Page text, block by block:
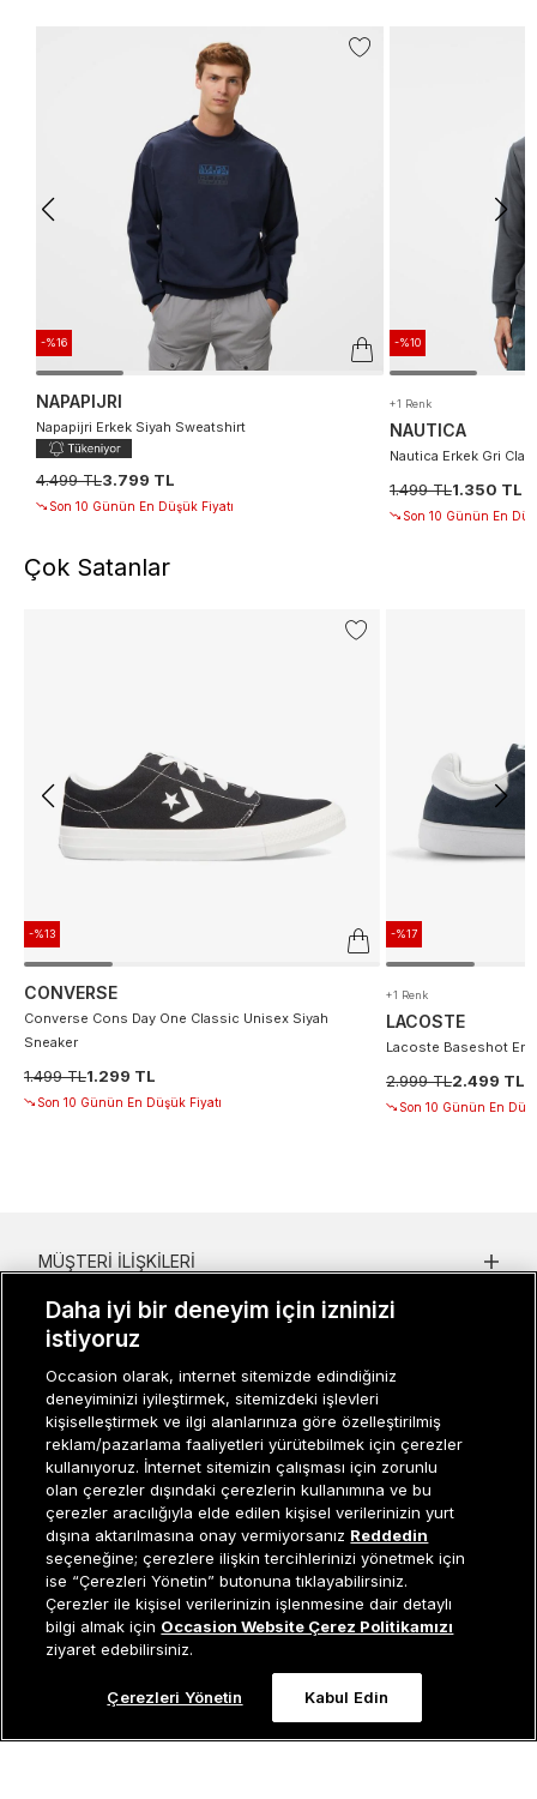
Sepete Ekle
-%16
NAPAPIJRI
Napapijri Erkek Siyah Sweatshirt
4.499 TL3.799 TL
Son 10 Günün En Düşük Fiyatı
-%10
+1 Renk
NAUTICA
Nautica Erkek Gri
1.499 TL1.350 TL
Son 10 Günün En
Çok Satanlar
-%13
CONVERSE
Converse Cons Day One Classic Unisex Siyah
Sneaker
1.499 TL1.299 TL
Son 10 Günün En Düşük Fiyatı
-%17
+1 Renk
LACOSTE
Lacoste Baseshot
2.999 TL2.499 TL
Son 10 Günün En
Müşteri İlişkileri0 850 800 01 20
MÜŞTERI İLIŞKILERI
KURUMSAL
GRUP MARKALAR
ERKEK KATEGORILER
Occasion bir EREN PERAKENDE markasıdır. © Eren Holding
Daha iyi bir deneyim için izninizi
istiyoruz
Occasion olarak, internet sitemizde edindiğiniz
deneyiminizi iyileştirmek, sitemizdeki işlevleri
kişiselleştirmek ve ilgi alanlarınıza göre özelleştirilmiş
reklam/pazarlama faaliyetleri yürütebilmek için çerezler
kullanıyoruz. İnternet sitemizin çalışması için zorunlu
olan çerezler dışındaki çerezlerin kullanımına ve bu
çerezler aracılığıyla elde edilen kişisel verilerinizin yurt
dışına aktarılmasına onay vermiyorsanız Reddedin
seçeneğine; çerezlere ilişkin tercihlerinizi yönetmek için
ise “Çerezleri Yönetin” butonuna tıklayabilirsiniz.
Çerezler ile kişisel verilerinizin işlenmesine dair detaylı
bilgi almak için Occasion Website Çerez Politikamızı
ziyaret edebilirsiniz.
Çerezleri Yönetin Kabul Edin